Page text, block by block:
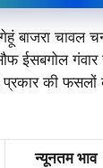
चावल
ईसबगोल
की फसलों
न्यूनतम भाव